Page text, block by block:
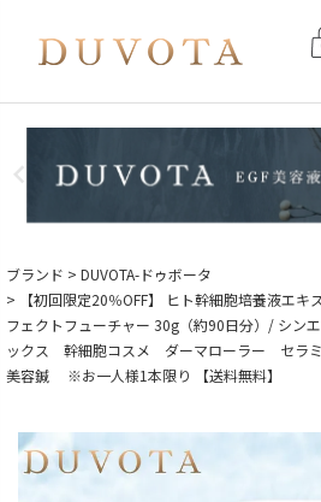
ブランド
DUVOTA-ドゥボータ
【初回限定20％OFF】 ヒト幹細胞培養液エキ
フェクトフューチャー 30g（約90日分）/ シ
ックス 幹細胞コスメ ダーマローラー セラ
美容鍼 ※お一人様1本限り 【送料無料】